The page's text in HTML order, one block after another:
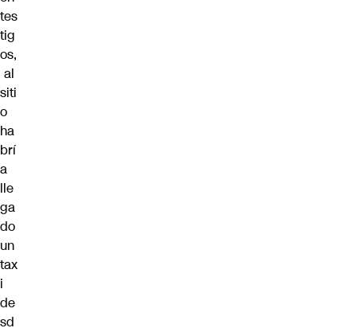
tes
tig
os,
al
siti
o
ha
brí
a
lle
ga
do
un
tax
i
de
sd